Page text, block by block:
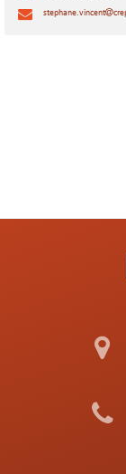
stephane.vincent